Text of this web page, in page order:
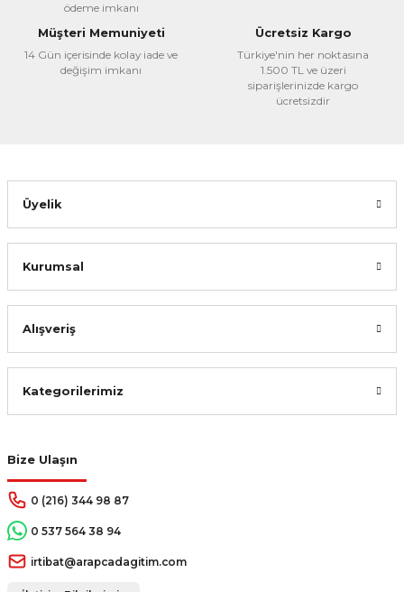
ödeme imkanı
Müşteri Memuniyeti
14 Gün içerisinde kolay iade ve
değişim imkanı
Ücretsiz Kargo
Türkiye'nin her noktasına
1.500 TL ve üzeri
siparişlerinizde kargo
ücretsizdir
Bize Ulaşın
0 (216) 344 98 87
0 537 564 38 94
irtibat@arapcadagitim.com
Üyelik
Kurumsal
Alışveriş
Kategorilerimiz